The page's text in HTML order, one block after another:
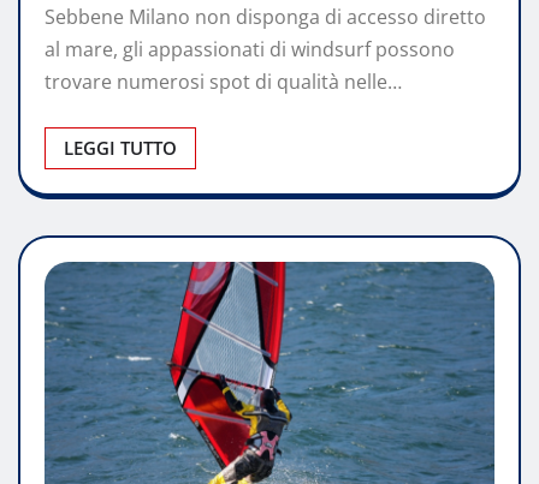
Sebbene Milano non disponga di accesso diretto
al mare, gli appassionati di windsurf possono
trovare numerosi spot di qualità nelle…
LEGGI TUTTO